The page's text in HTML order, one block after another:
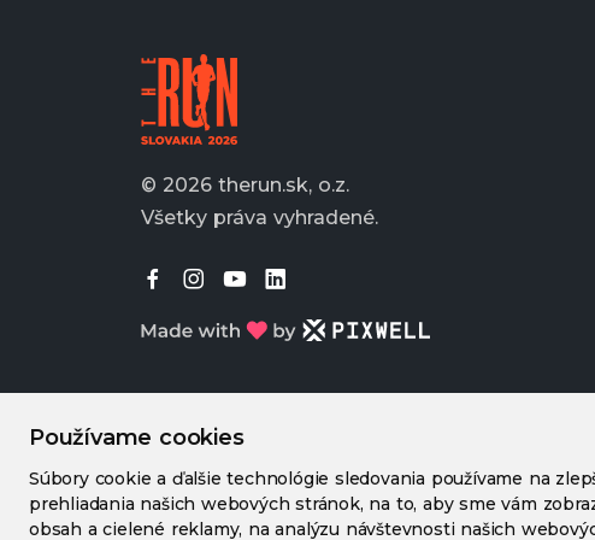
Používame cookies
Súbory cookie a ďalšie technológie sledovania používame na
prehliadania našich webových stránok, na to, aby sme vám
obsah a cielené reklamy, na analýzu návštevnosti našich
© 2026 therun.sk, o.z.
Všetky práva vyhradené.